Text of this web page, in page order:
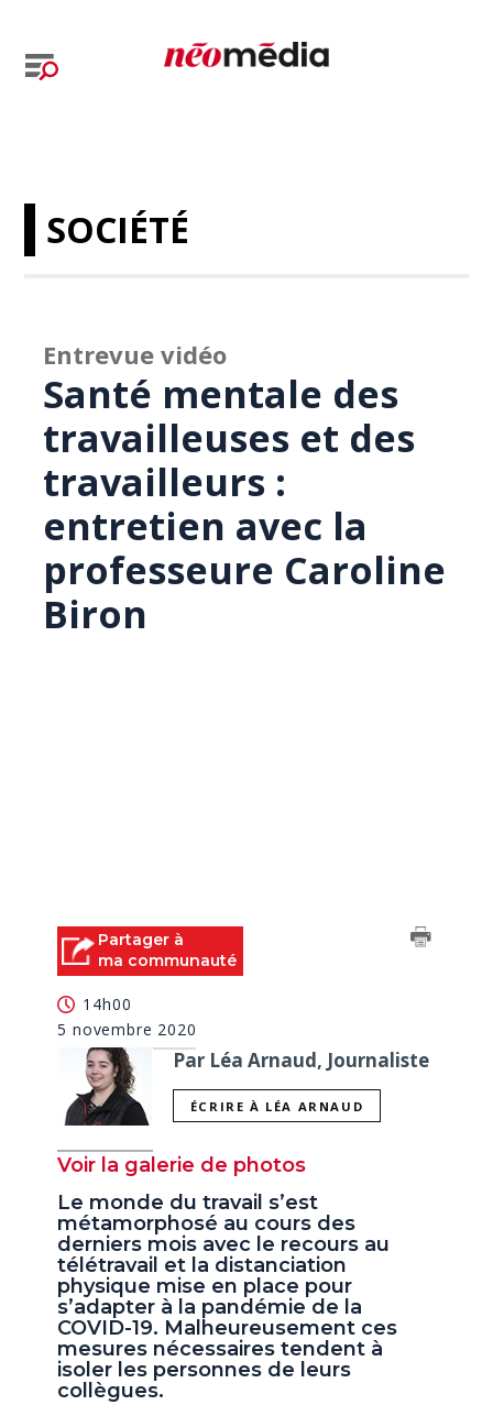
SOCIÉTÉ
Entrevue vidéo
Santé mentale des
travailleuses et des
travailleurs :
entretien avec la
professeure Caroline
Biron
Partager à
ma communauté
14h00
5 novembre 2020
Par Léa Arnaud, Journaliste
ÉCRIRE À LÉA ARNAUD
Voir la galerie de photos
Le monde du travail s’est
métamorphosé au cours des
derniers mois avec le recours au
télétravail et la distanciation
physique mise en place pour
s’adapter à la pandémie de la
COVID-19. Malheureusement ces
mesures nécessaires tendent à
isoler les personnes de leurs
collègues.